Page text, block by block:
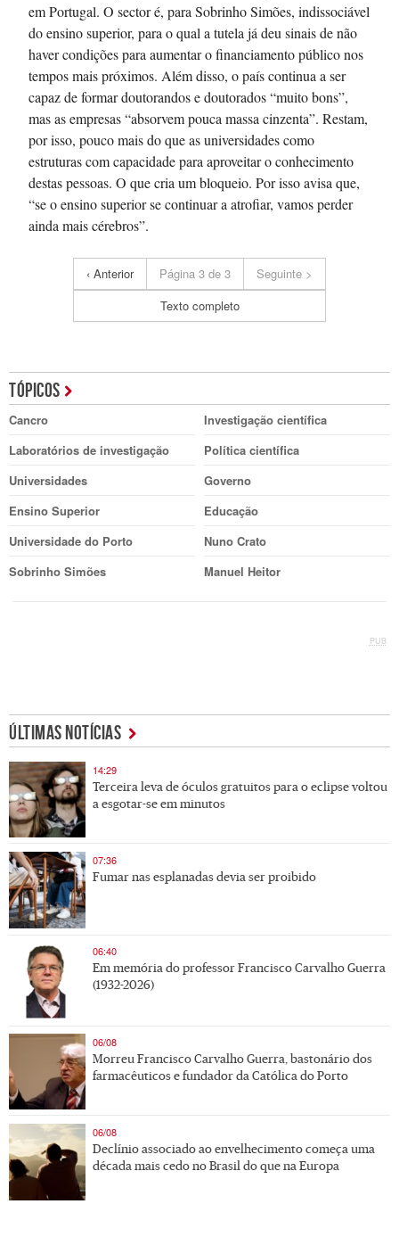
em Portugal. O sector é, para Sobrinho Simões, indissociável
do ensino superior, para o qual a tutela já deu sinais de não
haver condições para aumentar o financiamento público nos
tempos mais próximos. Além disso, o país continua a ser
capaz de formar doutorandos e doutorados “muito bons”,
mas as empresas “absorvem pouca massa cinzenta”. Restam,
por isso, pouco mais do que as universidades como
estruturas com capacidade para aproveitar o conhecimento
destas pessoas. O que cria um bloqueio. Por isso avisa que,
“se o ensino superior se continuar a atrofiar, vamos perder
ainda mais cérebros”.
‹ Anterior Página 3 de 3
Seguinte >
Texto completo
TÓPICOS
Cancro
Investigação científica
Laboratórios de investigação
Política científica
Universidades
Governo
Ensino Superior
Educação
Universidade do Porto
Nuno Crato
Sobrinho Simões
Manuel Heitor
PUB
ÚLTIMAS NOTÍCIAS
14:29
Terceira leva de óculos gratuitos para o eclipse voltou
a esgotar-se em minutos
07:36
Fumar nas esplanadas devia ser proibido
06:40
Em memória do professor Francisco Carvalho Guerra
(1932-2026)
06/08
Morreu Francisco Carvalho Guerra, bastonário dos
farmacêuticos e fundador da Católica do Porto
06/08
Declínio associado ao envelhecimento começa uma
década mais cedo no Brasil do que na Europa